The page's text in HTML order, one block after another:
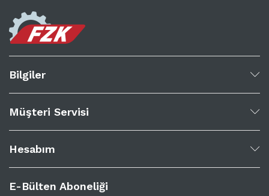
Bilgiler
Müşteri Servisi
Hesabım
E-Bülten Aboneliği